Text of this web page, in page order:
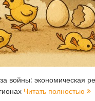
войны: экономическая
Читать полностью